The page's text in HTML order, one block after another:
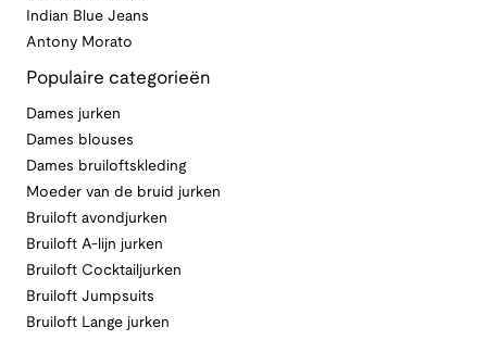
Indian Blue Jeans
Antony Morato
Populaire categorieën
Dames jurken
Dames blouses
Dames bruiloftskleding
Moeder van de bruid jurken
Bruiloft avondjurken
Bruiloft A-lijn jurken
Bruiloft Cocktailjurken
Bruiloft Jumpsuits
Bruiloft Lange jurken